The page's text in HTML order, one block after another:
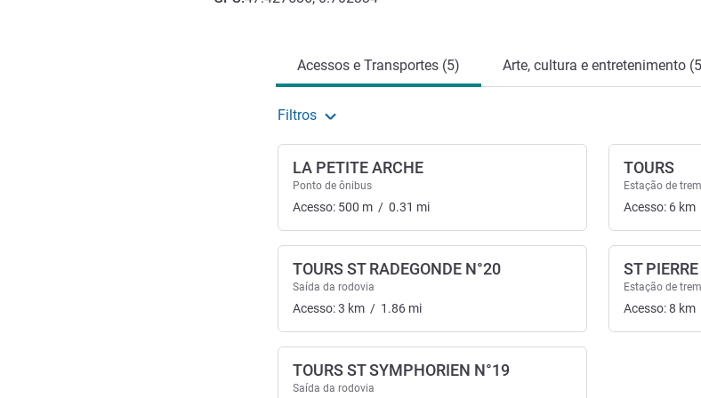
Acessos e Transportes (5) Arte, cultura e entretenimento
Filtros
LA PETITE ARCHE
Ponto de ônibus
Acesso: 500 m / 0.31 mi
TOURS ST RADEGONDE N°20
Saída da rodovia
Acesso:3 km / 1.86 mi
TOURS ST SYMPHORIEN N°19
Saída da rodovia
TOURS
Estação de trem
Acesso: 6 km
ST
Estação de trem
Acesso:8 km